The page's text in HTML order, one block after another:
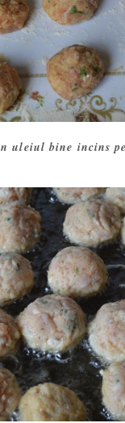
uleiul bine incins